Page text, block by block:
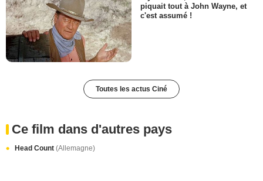
piquait tout à John Wayne, et
c'est assumé !
Toutes les actus Ciné
Ce film dans d'autres pays
Head Count (Allemagne)